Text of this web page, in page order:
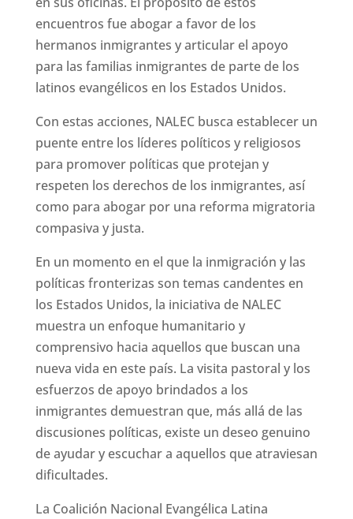
encuentros fue abogar a favor de los
hermanos inmigrantes y articular el apoyo
para las familias inmigrantes de parte de los
latinos evangélicos en los Estados Unidos.
Con estas acciones, NALEC busca establecer un
puente entre los líderes políticos y religiosos
para promover políticas que protejan y
respeten los derechos de los inmigrantes, así
como para abogar por una reforma migratoria
compasiva y justa.
En un momento en el que la inmigración y las
políticas fronterizas son temas candentes en
los Estados Unidos, la iniciativa de NALEC
muestra un enfoque humanitario y
comprensivo hacia aquellos que buscan una
nueva vida en este país. La visita pastoral y los
esfuerzos de apoyo brindados a los
inmigrantes demuestran que, más allá de las
discusiones políticas, existe un deseo genuino
de ayudar y escuchar a aquellos que atraviesan
dificultades.
La Coalición Nacional Evangélica Latina